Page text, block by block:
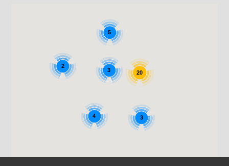
20
3
4
5
2
3